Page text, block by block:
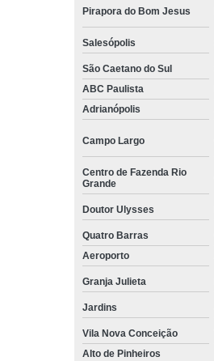
Pirapora do Bom Jesus
Salesópolis
São Caetano do Sul
ABC Paulista
Adrianópolis
Campo Largo
Centro de Fazenda Rio
Grande
Doutor Ulysses
Quatro Barras
Aeroporto
Granja Julieta
Jardins
Vila Nova Conceição
Alto de Pinheiros